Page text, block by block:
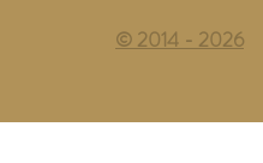
© 2014 - 2026